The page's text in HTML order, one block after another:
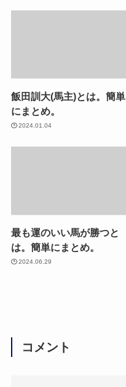
飯田訓大(馬主)とは。簡単
にまとめ。
2024.01.04
最も運のいい馬が勝つと
は。簡単にまとめ。
2024.06.29
コメント